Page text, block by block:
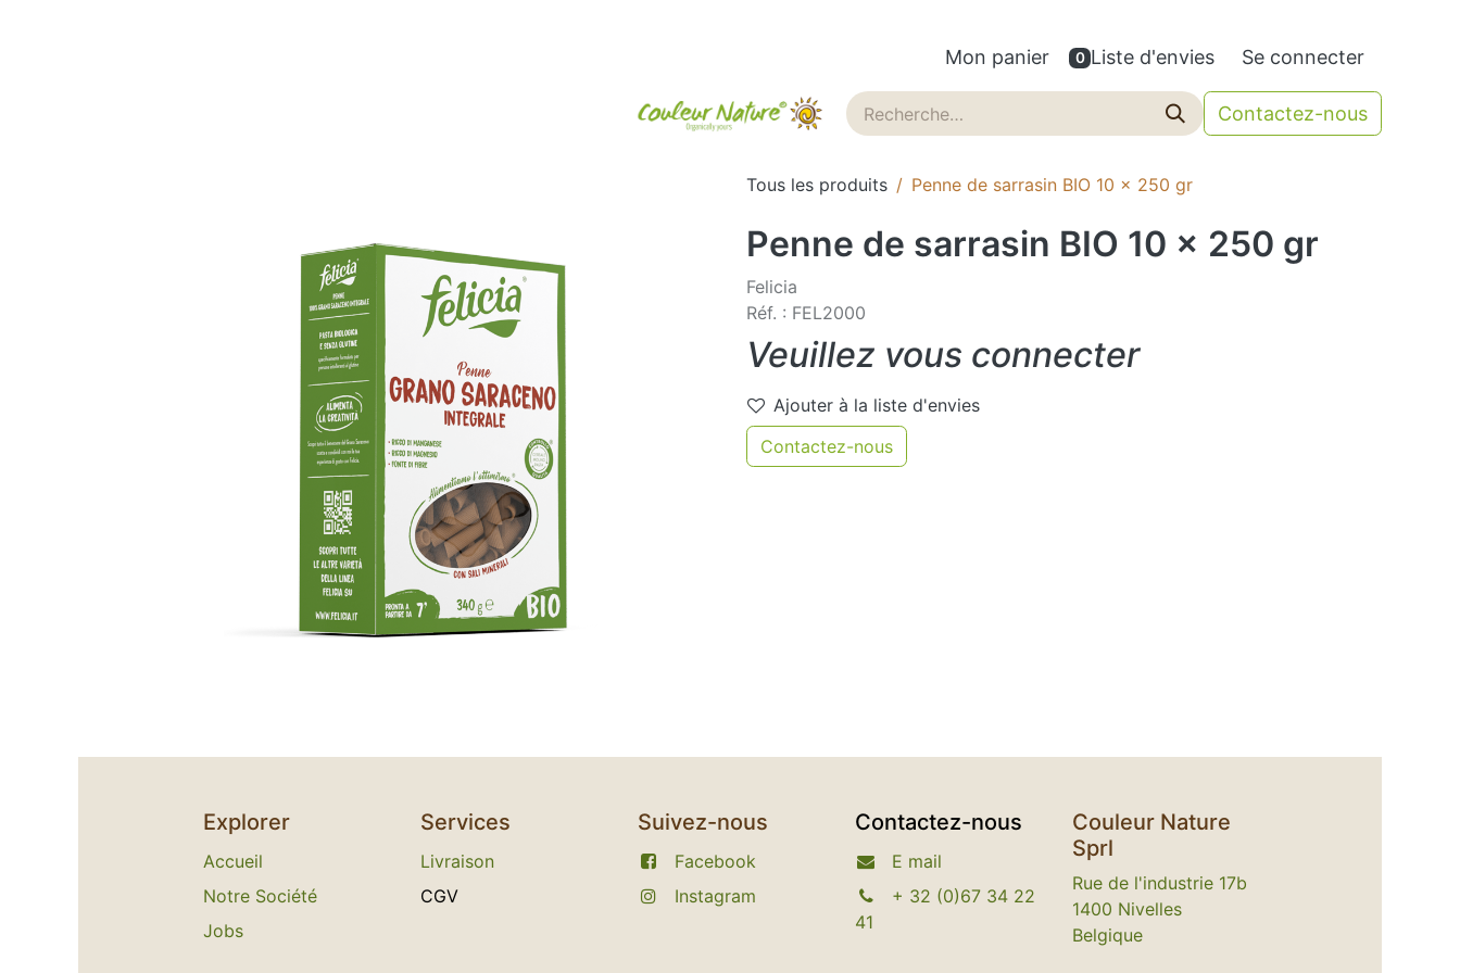
Mon panier 0 Liste d'envies Se connecter
Blog Contactez-nous
Tous les produits Penne de sarrasin BIO 10 x 250 gr
Penne de sarrasin BIO 10 x 250 gr
Felicia
Réf. : FEL2000
Veuillez vous connecter
Ajouter à la liste d'envies
Contactez-nous
Explorer
Accueil
Notre Société
Jobs
Services
L​ivraison
C​GV
Suivez-nous
Facebook
Instagram​
Contactez-nous
E mail
+ 32 (0)67 34 22
41
Couleur Nature
Sprl
Rue de l'industrie 17b
1400 Nivelles
Belgique